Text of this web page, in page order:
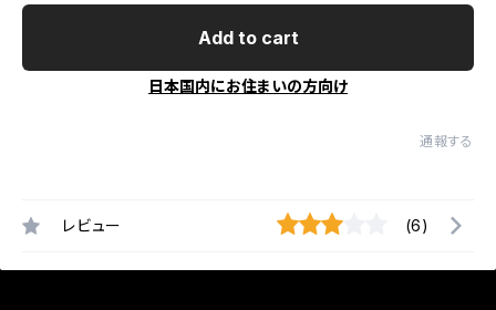
Add to cart
日本国内にお住まいの方向け
通報する
レビュー (6)